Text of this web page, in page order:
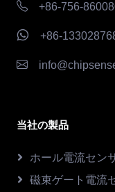
+86-756-
+86-
当社の製品
ホール電流セン
磁束ゲート電流